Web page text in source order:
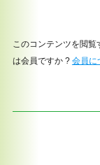
このコンテンツを閲
は会員ですか ? 会員に